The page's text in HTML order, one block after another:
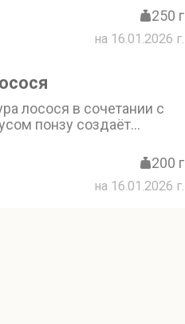
кунжутом и
которые добавляют
Шашлычки из
250 г
на 16.01.2026 г.
лосося в сочетании с
понзу создаёт
подчёркивают
рыбы. Татаки из лосося -
для начала трапезы
200 г
на 16.01.2026 г.